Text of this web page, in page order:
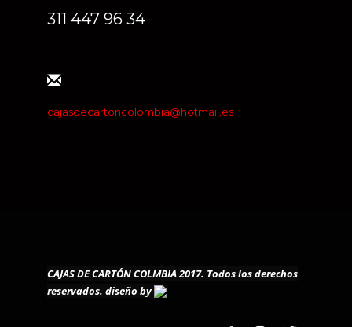
311 447 96 34
cajasdecartoncolombia@hotmail.es
CAJAS DE CARTÓN COLMBIA 2017. Todos los derechos
reservados. diseño by